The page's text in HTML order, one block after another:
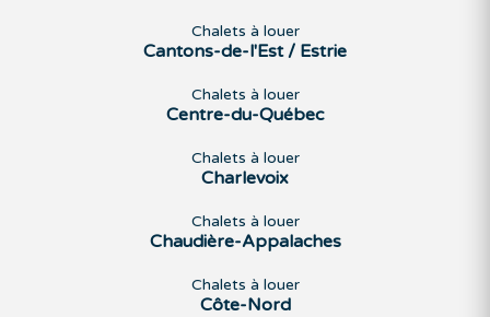
Chalets à louer
Cantons-de-l'Est / Estrie
Chalets à louer
Centre-du-Québec
Chalets à louer
Charlevoix
Chalets à louer
Chaudière-Appalaches
Chalets à louer
Côte-Nord